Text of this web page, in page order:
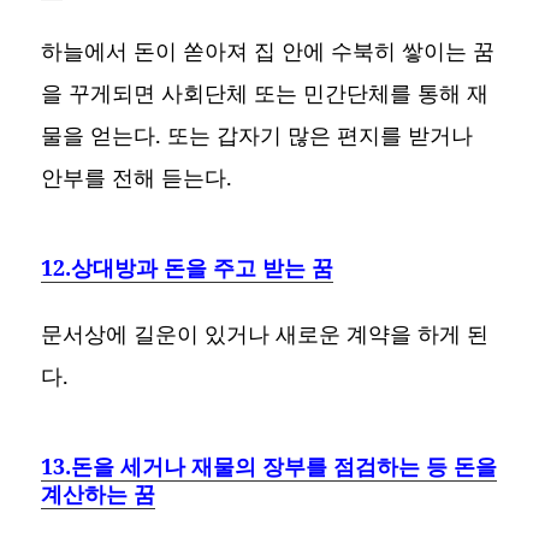
하늘에서 돈이 쏟아져 집 안에 수북히 쌓이는 꿈
을 꾸게되면 사회단체 또는 민간단체를 통해 재
물을 얻는다. 또는 갑자기 많은 편지를 받거나
안부를 전해 듣는다.
12.상대방과 돈을 주고 받는 꿈
문서상에 길운이 있거나 새로운 계약을 하게 된
다.
13.돈을 세거나 재물의 장부를 점검하는 등 돈을
계산하는 꿈